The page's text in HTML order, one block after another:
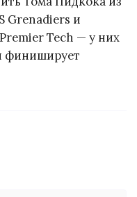
Grenadiers и
Tech — у них
финиширует